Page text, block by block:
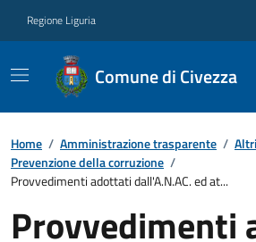
Regione Liguria
Comune di Civezza
Home / Amministrazione trasparente /
Prevenzione della corruzione /
Provvedimenti adottati dall'A.N.AC. ed at...
Provvedimenti